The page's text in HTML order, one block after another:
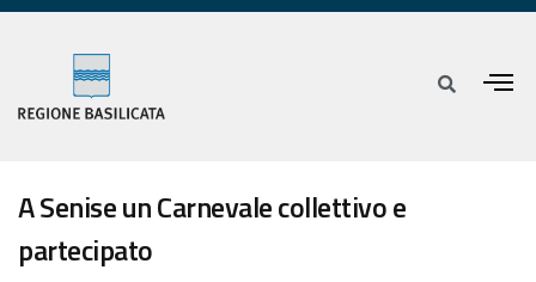
A Senise un Carnevale collettivo e
partecipato